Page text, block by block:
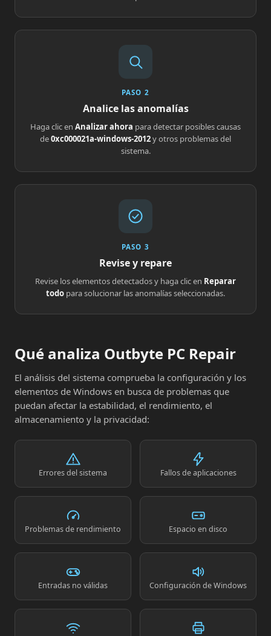
PASO 2
Analice las anomalías
Haga clic en Analizar ahora para detectar posibles causas
de0xc000021a-windows-2012y otros problemas del
sistema.
PASO 3
Revise y repare
Revise los elementos detectados y haga clic en Reparar
todo para solucionar las anomalías seleccionadas.
Qué analiza Outbyte PC Repair
El análisis del sistema comprueba la configuración y los
elementos de Windows en busca de problemas que
puedan afectar la estabilidad, el rendimiento, el
almacenamiento y la privacidad:
Errores del sistema Fallos de aplicaciones
Problemas de rendimiento Espacio en disco
Entradas no válidas Configuración de Windows